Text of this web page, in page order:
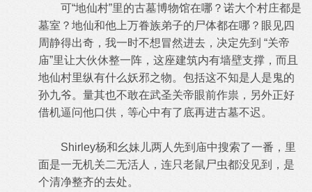
可“地仙村”里的古墓博物馆在哪？诺大个村庄都是
墓室？地仙和他上万眷族弟子的尸体都在哪？眼见四
周静得出奇，我一时不想冒然进去，决定先到 “关帝
庙”里让大伙休整一阵，这座建筑内有墙壁支撑，而且
地仙村里纵有什么妖邪之物。包括这不知是人是鬼的
孙九爷。量其也不敢在武圣关帝眼前作祟，另外正好
借机逼问他口供，等心中有了底再进古墓不迟。
Shirley杨和幺妹儿两人先到庙中搜索了一番，里
面是一无机关二无活人，连只老鼠尸虫都没见到，是
个清净整齐的去处。